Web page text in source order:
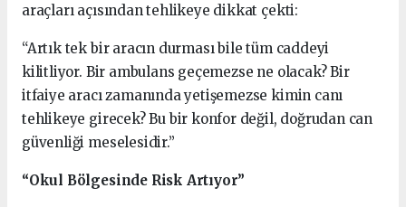
araçları açısından tehlikeye dikkat çekti:
“Artık tek bir aracın durması bile tüm caddeyi
kilitliyor. Bir ambulans geçemezse ne olacak? Bir
itfaiye aracı zamanında yetişemezse kimin canı
tehlikeye girecek? Bu bir konfor değil, doğrudan can
güvenliği meselesidir.”
“Okul Bölgesinde Risk Artıyor”